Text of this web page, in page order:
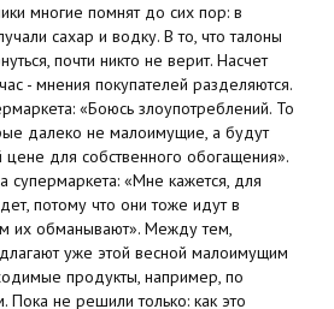
многие помнят до сих пор: в
сахар и водку. В то, что талоны
почти никто не верит. Насчет
- мнения покупателей разделяются.
«Боюсь злоупотреблений. То
далеко не малоимущие, а будут
цене для собственного обогащения».
супермаркета: «Мне кажется, для
потому что они тоже идут в
их обманывают». Между тем,
уже этой весной малоимущим
продукты, например, по
Пока не решили только: как это